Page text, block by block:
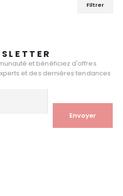
Filtrer
et bénéficiez d'offres
et des dernières tendances